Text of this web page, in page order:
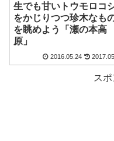
生でも甘いトウモロコ
をかじりつつ珍木なも
を眺めよう「瀬の本高
原」
2016.05.24
ス